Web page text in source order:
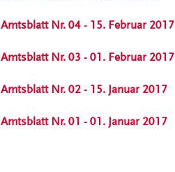
Amtsblatt Nr. 04 - 15. Februar 2017
Amtsblatt Nr. 03 - 01. Februar 2017
Amtsblatt Nr. 02 - 15. Januar 2017
Amtsblatt Nr. 01 - 01. Januar 2017